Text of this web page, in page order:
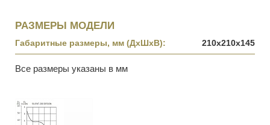
РАЗМЕРЫ МОДЕЛИ
Габаритные размеры, мм (ДхШхВ): 210х210х145
Все размеры указаны в мм